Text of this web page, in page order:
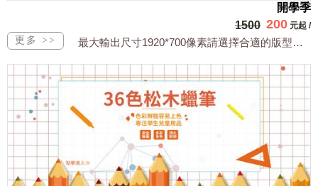
開學季
1500 200 元起 /
最大輸出尺寸1920*700像素請選擇合適的版型，文字或相關商品圖須由買方提供文...